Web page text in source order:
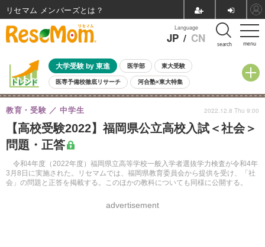
menu
Language
JP / CN search
大学受験 by 東進 医学部 東大受験
医専予備校徹底リサーチ 河合塾×東大特集
親子で考える大学選び 高校受験 中学受験 小学校受験
共通テスト 夏休み
8月開催イベント・WS 全国公立高校 過去問 人気記事
自由研究教材（小学生向け）
【高校受験2022】福岡県公立高校入試＜社会＞
問題・正答
令和4年度（2022年度）福岡県立高等学校一般入学者選抜学力検査が令和4年
3月8日に実施された。リセマムでは、福岡県教育委員会から提供を受け、「社
会」の問題と正答を掲載する。このほかの教科についても同様に公開する。
教育・受験 中学生
advertisement
2022.12.8 Thu 9:00
リセマム メンバーズ